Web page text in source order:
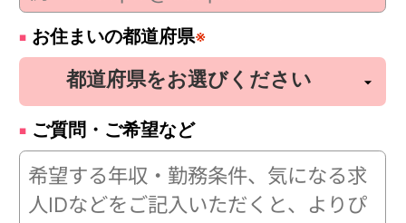
お住まいの都道府県※
ご質問・ご希望など